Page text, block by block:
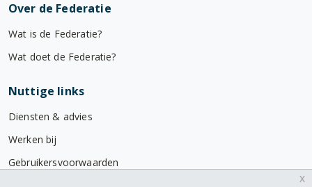
Over de Federatie
Wat is de Federatie?
Wat doet de Federatie?
Nuttige links
Diensten & advies
Werken bij
Gebruikersvoorwaarden
x